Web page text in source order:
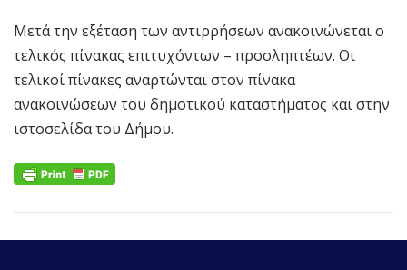
Μετά την εξέταση των αντιρρήσεων ανακοινώνεται ο
τελικός πίνακας επιτυχόντων – προσληπτέων. Οι
τελικοί πίνακες αναρτώνται στον πίνακα
ανακοινώσεων του δημοτικού καταστήματος και στην
ιστοσελίδα του Δήμου.